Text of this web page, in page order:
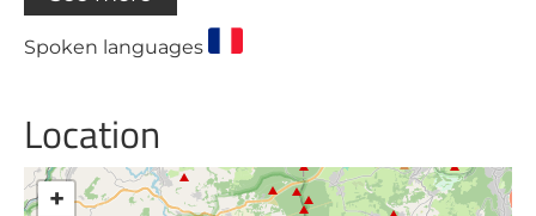
Spoken languages
Location
+